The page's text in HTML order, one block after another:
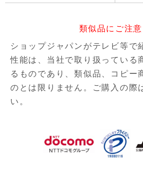
類似品にご注意
ショップジャパンがテレビ等で
性能は、当社で取り扱っている
るものであり、類似品、コピー
のとは限りません。ご購入の際
い。